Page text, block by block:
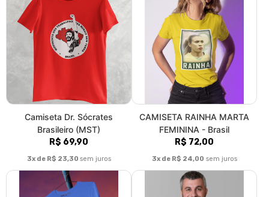
Camiseta Dr. Sócrates
Brasileiro (MST)
R$ 69,90
3x de R$ 23,30 sem juros
CAMISETA RAINHA MARTA
FEMININA - Brasil
R$ 72,00
3x de R$ 24,00 sem juros